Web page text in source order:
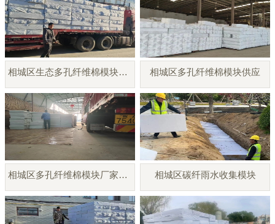
相城区生态多孔纤维棉模块厂家 相城区多孔纤维棉模块供应
相城区多孔纤维棉模块厂家直销 相城区碳纤雨水收集模块